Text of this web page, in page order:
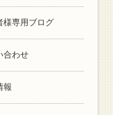
様専用ブログ
合わせ
報